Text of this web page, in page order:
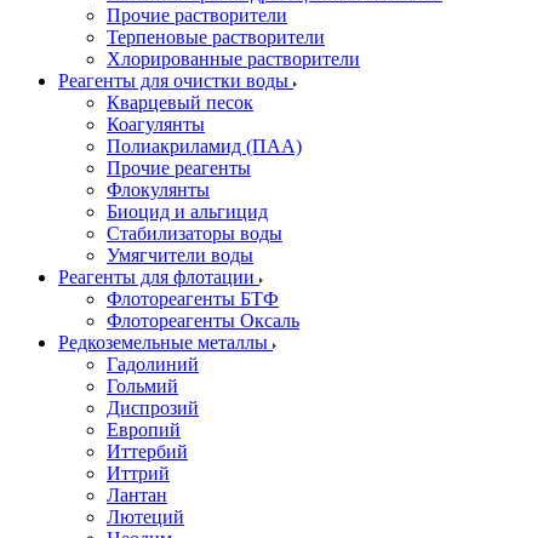
Прочие растворители
Терпеновые растворители
Хлорированные растворители
Реагенты для очистки воды
Кварцевый песок
Коагулянты
Полиакриламид (ПАА)
Прочие реагенты
Флокулянты
Биоцид и альгицид
Стабилизаторы воды
Умягчители воды
Реагенты для флотации
Флотореагенты БТФ
Флотореагенты Оксаль
Редкоземельные металлы
Гадолиний
Гольмий
Диспрозий
Европий
Иттербий
Иттрий
Лантан
Лютеций